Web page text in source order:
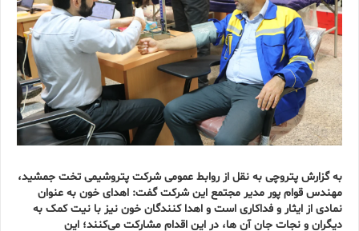
به گزارش پتروچی به نقل از روابط عمومی شرکت پتروشیمی تخت جمشید،
مهندس قوام پور مدیر مجتمع این شرکت گفت: اهدای خون به عنوان
نمادی از ایثار و فداکاری است و اهدا کنندگان خون نیز با نیت کمک به
دیگران و نجات جان آن‌ ها، در این اقدام مشارکت می‌کنند؛ این